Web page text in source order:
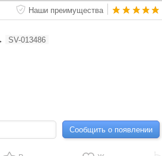
Наши преимущества
SV-013486
Сообщить о появлении